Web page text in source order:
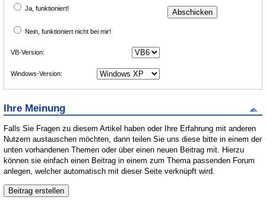
Ja, funktioniert!
Nein, funktioniert nicht bei mir!
VB-Version:
Windows-Version:
Ihre Meinung
Falls Sie Fragen zu diesem Artikel haben oder Ihre Erfahrung mit anderen
Nutzern austauschen möchten, dann teilen Sie uns diese bitte in einem der
unten vorhandenen Themen oder über einen neuen Beitrag mit. Hierzu
können sie einfach einen Beitrag in einem zum Thema passenden Forum
anlegen, welcher automatisch mit dieser Seite verknüpft wird.